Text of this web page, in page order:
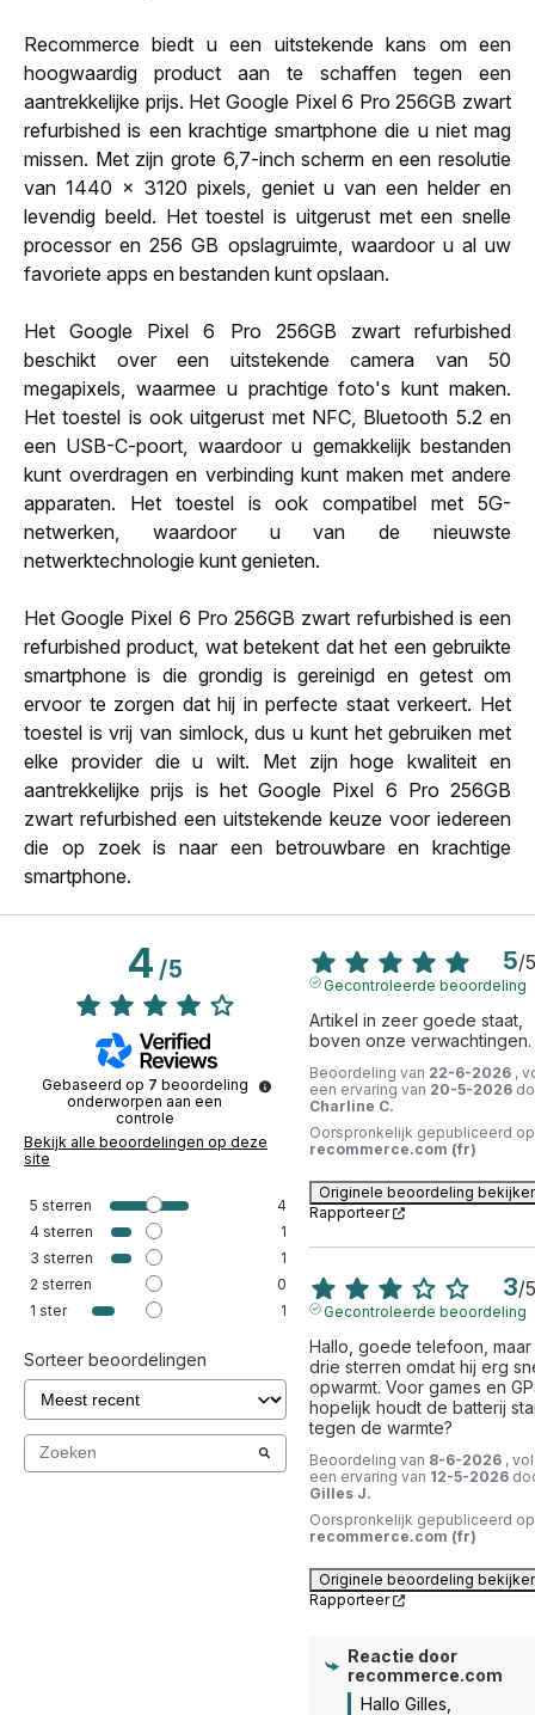
Recommerce biedt u een uitstekende kans om een
hoogwaardig product aan te schaffen tegen een
aantrekkelijke prijs. Het Google Pixel 6 Pro 256GB zwart
refurbished is een krachtige smartphone die u niet mag
missen. Met zijn grote 6,7-inch scherm en een resolutie
van 1440 x 3120 pixels, geniet u van een helder en
levendig beeld. Het toestel is uitgerust met een snelle
processor en 256 GB opslagruimte, waardoor u al uw
favoriete apps en bestanden kunt opslaan.
Het Google Pixel 6 Pro 256GB zwart refurbished
beschikt over een uitstekende camera van 50
megapixels, waarmee u prachtige foto's kunt maken.
Het toestel is ook uitgerust met NFC, Bluetooth 5.2 en
een USB-C-poort, waardoor u gemakkelijk bestanden
kunt overdragen en verbinding kunt maken met andere
apparaten. Het toestel is ook compatibel met 5G-
netwerken, waardoor u van de nieuwste
netwerktechnologie kunt genieten.
Het Google Pixel 6 Pro 256GB zwart refurbished is een
refurbished product, wat betekent dat het een gebruikte
smartphone is die grondig is gereinigd en getest om
ervoor te zorgen dat hij in perfecte staat verkeert. Het
toestel is vrij van simlock, dus u kunt het gebruiken met
elke provider die u wilt. Met zijn hoge kwaliteit en
aantrekkelijke prijs is het Google Pixel 6 Pro 256GB
zwart refurbished een uitstekende keuze voor iedereen
die op zoek is naar een betrouwbare en krachtige
smartphone.
4/5
Gebaseerd op 7 beoordeling
onderworpen aan een
controle
Bekijk alle beoordelingen op deze
site
5 sterren
4
4 sterren
1
3 sterren
1
2 sterren
0
1 ster 1
Sorteer beoordelingen
5/5
Gecontroleerde beoordeling
Artikel in zeer goede staat,
boven onze verwachtingen.
Beoordeling van 22-6-2026 ,
een ervaring van 20-5-2026
Charline C.
Oorspronkelijk gepubliceerd op
recommerce.com (fr)
Originele beoordeling
Rapporteer
3/5
Gecontroleerde beoordeling
Hallo, goede telefoon, maar
drie sterren omdat hij erg
opwarmt. Voor games en
hopelijk houdt de batterij
tegen de warmte?
Beoordeling van 8-6-2026 ,
een ervaring van 12-5-2026
Gilles J.
Oorspronkelijk gepubliceerd op
recommerce.com (fr)
Originele beoordeling
Rapporteer
Reactie door
recommerce.com
Hallo Gilles,